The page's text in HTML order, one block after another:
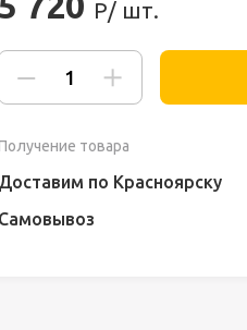
Р/ шт.
товара
Доставим по Красноярску
Самовывоз